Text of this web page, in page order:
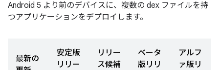
Android 5 より前のデバイスに、複数の dex ファイルを持
つアプリケーションをデプロイします。
最新の
安定版
リリー
リリー
ス候補
ベータ
版リリ
アルフ
ァ版リ